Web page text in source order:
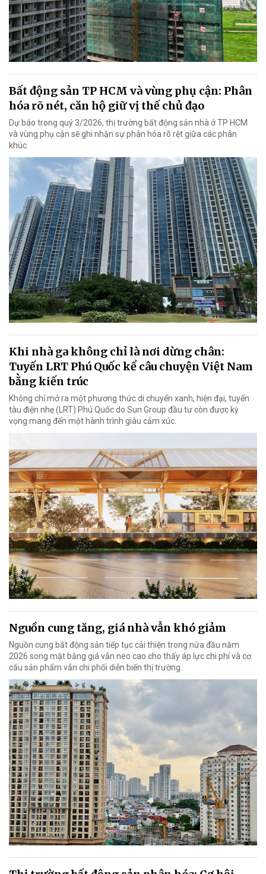
Bất động sản TP HCM và vùng phụ cận: Phân
hóa rõ nét, căn hộ giữ vị thế chủ đạo
Dự báo trong quý 3/2026, thị trường bất động sản nhà ở TP HCM
và vùng phụ cận sẽ ghi nhận sự phân hóa rõ rệt giữa các phân
khúc.
Khi nhà ga không chỉ là nơi dừng chân:
Tuyến LRT Phú Quốc kể câu chuyện Việt Nam
bằng kiến trúc
Không chỉ mở ra một phương thức di chuyển xanh, hiện đại, tuyến
tàu điện nhẹ (LRT) Phú Quốc do Sun Group đầu tư còn được kỳ
vọng mang đến một hành trình giàu cảm xúc.
Nguồn cung tăng, giá nhà vẫn khó giảm
Nguồn cung bất động sản tiếp tục cải thiện trong nửa đầu năm
2026 song mặt bằng giá vẫn neo cao cho thấy áp lực chi phí và cơ
cấu sản phẩm vẫn chi phối diễn biến thị trường.